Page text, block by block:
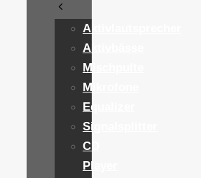
Aktivlautsprecher
Aktivbässe
Mischpulte
Mikrofone
Equalizer
Signalsplitter
CD
Player